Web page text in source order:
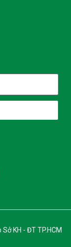
KH - ĐT TP.HCM